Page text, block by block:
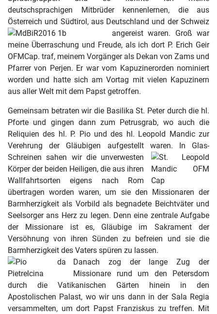
deutschsprachigen Mitbrüder kennenlernen, die aus
Österreich und Südtirol, aus Deutschland und der Schweiz
angereist waren. Groß war
meine Überraschung und Freude, als ich dort P. Erich Geir
OFMCap. traf, meinem Vorgänger als Dekan von Zams und
Pfarrer von Perjen. Er war vom Kapuzinerorden nominiert
worden und hatte sich am Vortag mit vielen Kapuzinern
aus aller Welt mit dem Papst getroffen.
Gemeinsam betraten wir die Basilika St. Peter durch die hl.
Pforte und gingen dann zum Petrusgrab, wo auch die
Reliquien des hl. P. Pio und des hl. Leopold Mandic zur
Verehrung der Gläubigen aufgestellt waren. In Glas-
Schreinen sahen wir die unverwesten
Körper der beiden Heiligen, die aus ihren
Wallfahrtsorten eigens nach Rom
übertragen worden waren, um sie den Missionaren der
Barmherzigkeit als Vorbild als begnadete Beichtväter und
Seelsorger ans Herz zu legen. Denn eine zentrale Aufgabe
der Missionare ist es, Gläubige im Sakrament der
Versöhnung von ihren Sünden zu befreien und sie die
Barmherzigkeit des Vaters spüren zu lassen.
Danach zog der lange Zug der
Missionare rund um den Petersdom
durch die Vatikanischen Gärten hinein in den
Apostolischen Palast, wo wir uns dann in der Sala Regia
versammelten, um dort Papst Franziskus zu treffen. Mit